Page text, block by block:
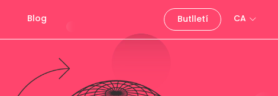
Blog CA
Butlletí